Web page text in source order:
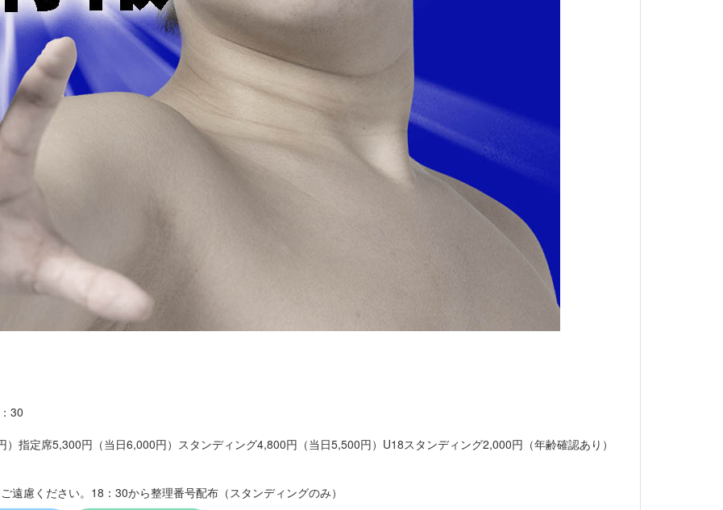
30
指定席5,300円（当日6,000円）スタンディング4,800円（当日5,500円）U18スタンディング2,000円（年齢確認あり）
慮ください。18：30から整理番号配布（スタンディングのみ）